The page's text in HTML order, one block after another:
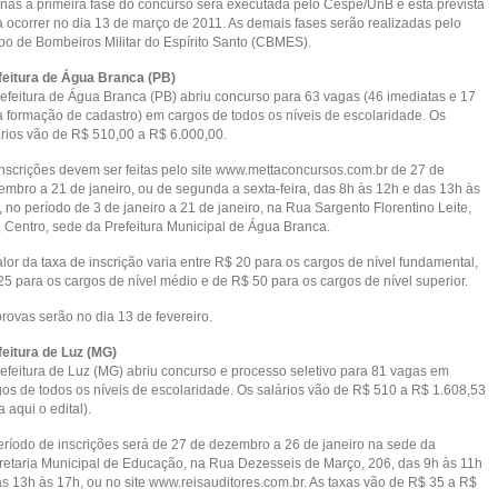
a primeira fase do concurso será executada pelo Cespe/UnB e está prevista
ocorrer no dia 13 de março de 2011. As demais fases serão realizadas pelo
de Bombeiros Militar do Espírito Santo (CBMES).
de Água Branca (PB)
de Água Branca (PB) abriu concurso para 63 vagas (46 imediatas e 17
formação de cadastro) em cargos de todos os níveis de escolaridade. Os
vão de R$ 510,00 a R$ 6.000,00.
devem ser feitas pelo site www.mettaconcursos.com.br de 27 de
a 21 de janeiro, ou de segunda a sexta-feira, das 8h às 12h e das 13h às
no período de 3 de janeiro a 21 de janeiro, na Rua Sargento Florentino Leite,
Centro, sede da Prefeitura Municipal de Água Branca.
da taxa de inscrição varia entre R$ 20 para os cargos de nível fundamental,
para os cargos de nível médio e de R$ 50 para os cargos de nível superior.
serão no dia 13 de fevereiro.
de Luz (MG)
de Luz (MG) abriu concurso e processo seletivo para 81 vagas em
de todos os níveis de escolaridade. Os salários vão de R$ 510 a R$ 1.608,53
aqui o edital).
de inscrições será de 27 de dezembro a 26 de janeiro na sede da
Municipal de Educação, na Rua Dezesseis de Março, 206, das 9h às 11h
13h às 17h, ou no site www.reisauditores.com.br. As taxas vão de R$ 35 a R$